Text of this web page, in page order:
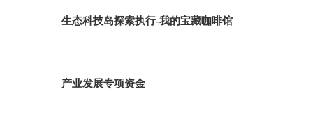
生态科技岛探索执行-我的宝藏咖啡馆
产业发展专项资金